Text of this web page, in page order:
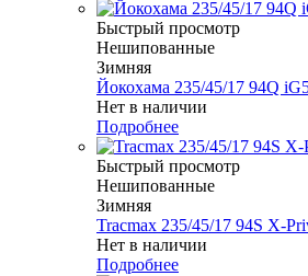
Быстрый просмотр
Нешипованные
Зимняя
Йокохама 235/45/17 94Q
Нет в наличии
Подробнее
Быстрый просмотр
Нешипованные
Зимняя
Tracmax 235/45/17 94S X-
Нет в наличии
Подробнее